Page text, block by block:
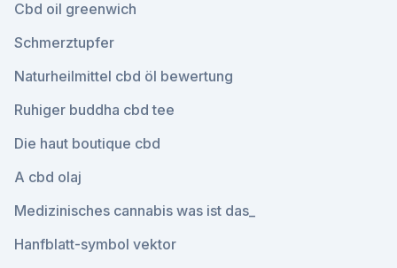
Cbd oil greenwich
Schmerztupfer
Naturheilmittel cbd öl bewertung
Ruhiger buddha cbd tee
Die haut boutique cbd
A cbd olaj
Medizinisches cannabis was ist das_
Hanfblatt-symbol vektor